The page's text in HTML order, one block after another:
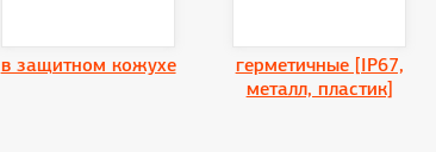
в защитном кожухе
герметичные [IP67,
металл, пластик]